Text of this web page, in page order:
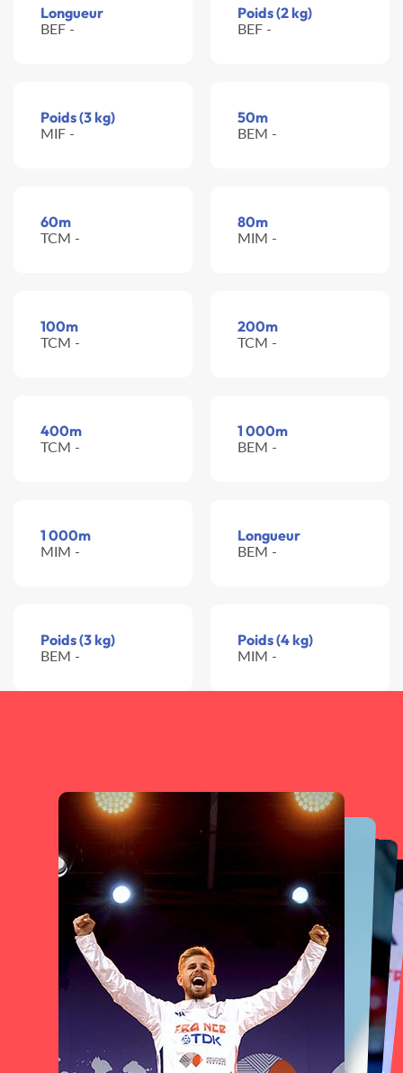
Longueur
BEF -
Poids (2 kg)
BEF -
Poids (3 kg)
MIF -
50m
BEM -
60m
TCM -
80m
MIM -
100m
TCM -
200m
TCM -
400m
TCM -
1 000m
BEM -
1 000m
MIM -
Longueur
BEM -
Poids (3 kg)
BEM -
Poids (4 kg)
MIM -